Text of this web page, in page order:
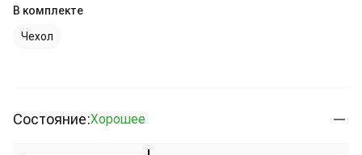
В комплекте
Чехол
Состояние:Хорошее